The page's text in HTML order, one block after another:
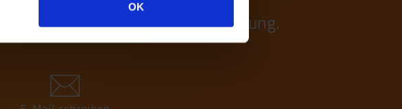
OK
wir Ihnen gerne zur Verfügung.